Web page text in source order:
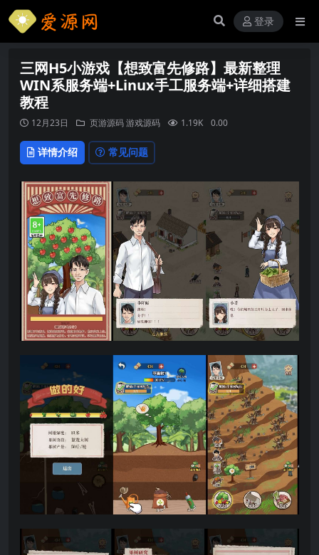
登录
三网H5小游戏【想致富先修路】最新整理
WIN系服务端+Linux手工服务端+详细搭建
教程
12月23日 页游源码游戏源码 1.19K 0.00
详情介绍 常见问题